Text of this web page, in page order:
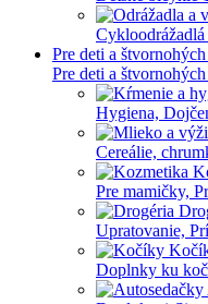
Cykloodrážadlá
Pre deti a
Pre deti a
Hygiena,
Cereálie,
Pre mamičky,
Upratovanie,
Doplnky ku